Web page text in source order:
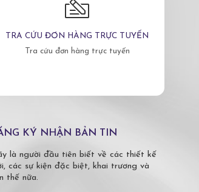
TRA CỨU ĐƠN HÀNG TRỰC TUYẾN
Tra cứu đơn hàng trực tuyến
KÝ NHẬN BẢN TIN
là người đầu tiên biết về các thiết kế
các sự kiện đặc biệt, khai trương và
thế nữa.